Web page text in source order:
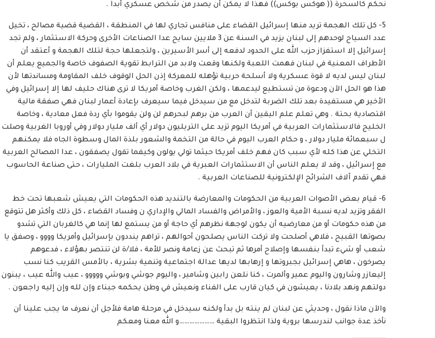
نحكم كالسحرة (( هوكس بوكس)) فهذا لا يمكن أن يصدر من شخص عسكري أبداً .
5- كل تلك الهجمة تريد منها إسرائيل القضاء على منافس تجاري لها في المنطقة ، القضية قضية مصالح ، تخيل
عدد السياح لوحدهم إلى لبنان يزيد في السنة عن 3 ملايين سايح عدا الصناعات الأخرى وحركة الاستثمار ، ولم تجد
إسرائيل إلا استفزاز حزب الله على الحدود لدفعه إلى أسر الأسيرين ، ولتجعلها حجة لتلك الهجمة و أعتقد أن
الأطراف المعنية في لبنان فهمت اللعبة ولكنها وقعت ولابد من الترابط تقوية الصفوف خاصة والجميع يعلم أن
لبنان ليس لديه لا قوة عسكرية ولا أسلحة حربية تؤهله للمعركة إذن الحل الوقوف خلف المقاومة ومساندتها لأن
هذا هو الحل الآن ودعوة من تستطيع ليدعمها ، ولكن الغرب وخاصة أمريكا لا ترى هناك حليف لها إلا إسرائيل وفي
الأخير هي مستفيدة بعد تلك الضربة لتدخل مع من سيدخل فيما سيعرف بإعادة أعمار لبنان فهي صفقة مالية
اقتصادية بحتة . وهي تعلم علم اليقين أن العرب من برهم لبحرهم لن ولن يقوموا بأي ردة فعل معادية ، وخاصة
الخليج فالاستثمارات العربية في أمريكا اليوم تزيد على التريليون دولار أي ألف مليار دولار وفي أوروبا الغربية وصلت
ل سبعمائة مليار دولار ، و حكام العرب اليوم في حالة من التخمة والشعور بلذة المال وسطوة الجاه فلا يمكنهم
التخلي عن هذا كله لأي سبب كان فهم خلف أمريكا حيثما تولي يولون وكيفما تقول يصفقون ، عدا المصالح العربية
مع إسرائيل ، وقد لا يعلم الناس أن الاستثمارات العبرية في بلاد العرب بلغت المليارات ، حتى صناعة الحاسوب
فهي تقدم آلاف الشرائح الإلكترونية للصناعات العربية .
6- قيام بعض الأصوات العربية من الحكومات والمعارضة بالتنديد هذه الحكومات التي يعيش شعبها تحت خط
الفقر وتزيد لديه نسبة الأمية والعوز ، والأمراض والفساد المالي والإداري ن وفساد القضاء ، كل ذلك وأكثر هل تتوقع
من هذه حكومات أو من معارضيه أن يكون لوجهة نظرهم أي حاجة أو من يستمع لها إنما هي كالغربان التي تشدو
بصوتها القبيح ، فلاهي أصلحت ولا تركت الناس يصلحون أحوالهم ، تراهم ينددون بإسرائيل وأمريكا وووو ، وصفق يا
شعب أو شيء تبدأ بنفسها وإصلاح أمرها ثم تبحث عن زعامة ونصر للأمة ، فلا/ة لن تنتصر بهؤلاء ، فدعوهم
يصرخون ، هاهي إسرائيل بجبروتها و إرهابها لديها عدالة اجتماعية وتنمية بشرية ، بالأمس القريب كنا نسب
إليعازر وشارون واليوم عمير وألمرت ، كنا نلعن رابين وشامير ، واليوم جوشي وبوشي ووووو ، عيب والله عيب ، يبنون
دولتهم ونهد بلادنا ، يعيشون في كيان قارب على الفناء ونعيش في وطن يحكمه جبناء وإن لله وإن إليه راجعون .
والآن ماذا نقول ، وحديثي عن لبنان لم ينته بل بدأ ولكنه سيدخل في مرحلة هامة فلأجل أن نعرف ما يجب علينا أن
نأخذ عدة جوانب لندرسها بروية ولذا انتظروا البقية …………………و الله معنا ومعكم